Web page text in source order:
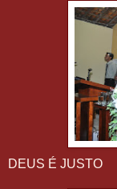
DEUS É JUSTO